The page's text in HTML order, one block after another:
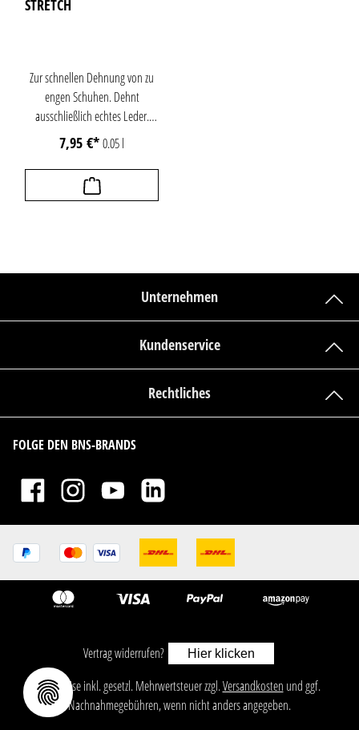
STRETCH
Zur schnellen Dehnung von zu
engen Schuhen. Dehnt
ausschließlich echtes Leder.
Nicht geeignet für Kunstleder,
textile Materialien (Ober- oder
Futtermaterial) oder Nähte. Das
Leder wird geschmeidig und
7,95 €*0.05 l
Unternehmen
Kundenservice
Rechtliches
FOLGE DEN BNS-BRANDS
Vertrag widerrufen? Hier klicken
ㅤㅤㅤㅤㅤ‎‎‎‎‎Alle Preise inkl. gesetzl. Mehrwertsteuer zzgl.Versandkosten und ggf.
Nachnahmegebühren, wenn nicht anders angegeben.